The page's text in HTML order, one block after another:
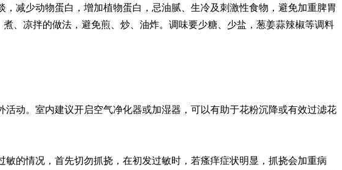
，减少动物蛋白，增加植物蛋白，忌油腻、生冷及刺激性食物，避免加重脾胃
、凉拌的做法，避免煎、炒、油炸。调味要少糖、少盐，葱姜蒜辣椒等调料
活动。室内建议开启空气净化器或加湿器，可以有助于花粉沉降或有效过滤花
敏的情况，首先切勿抓挠，在初发过敏时，若瘙痒症状明显，抓挠会加重病